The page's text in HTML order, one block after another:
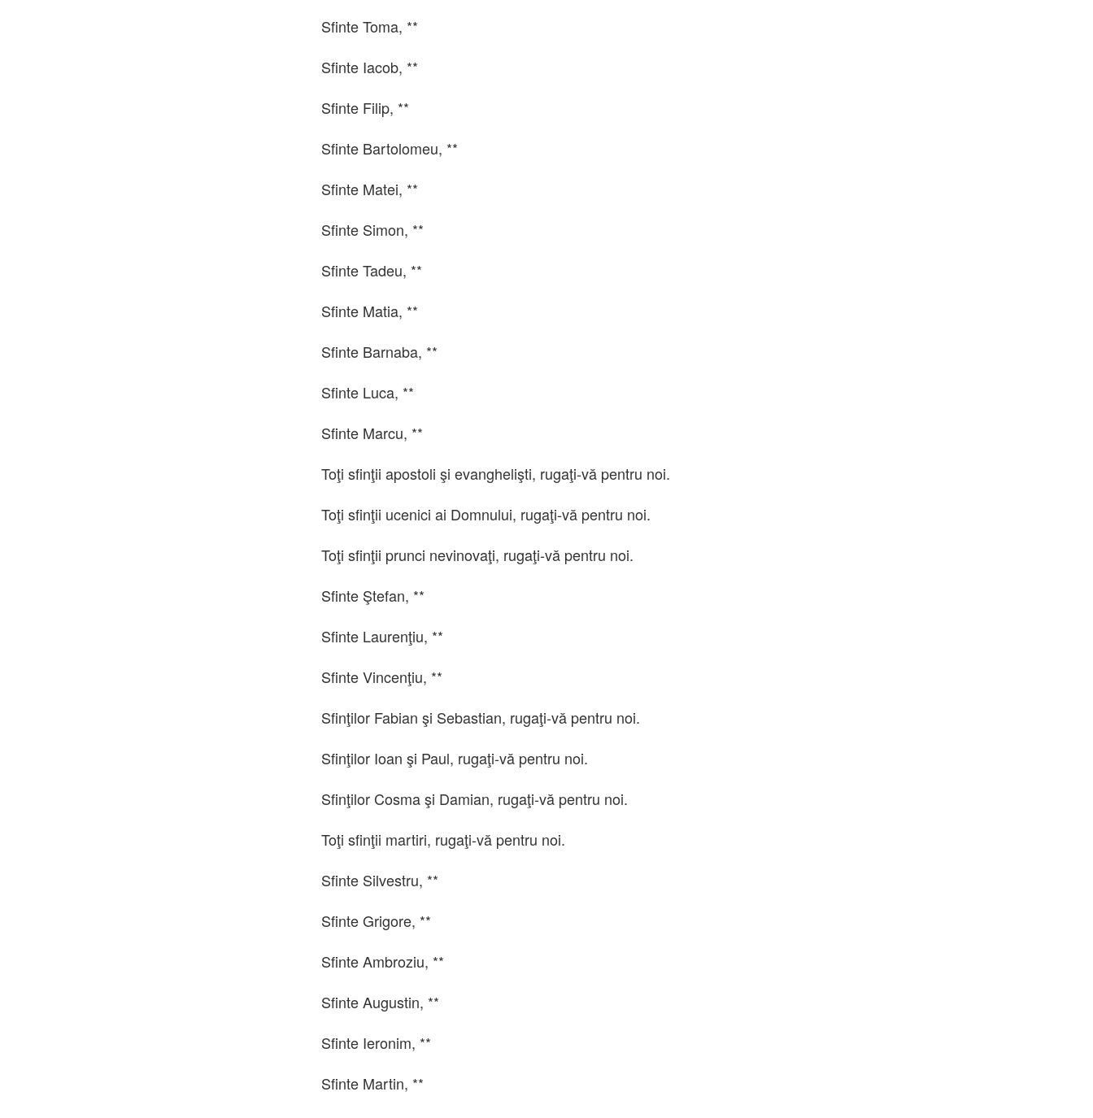
Sfinte Toma, **
Sfinte Iacob, **
Sfinte Filip, **
Sfinte Bartolomeu, **
Sfinte Matei, **
Sfinte Simon, **
Sfinte Tadeu, **
Sfinte Matia, **
Sfinte Barnaba, **
Sfinte Luca, **
Sfinte Marcu, **
Toţi sfinţii apostoli şi evanghelişti, rugaţi-vă pentru noi.
Toţi sfinţii ucenici ai Domnului, rugaţi-vă pentru noi.
Toţi sfinţii prunci nevinovaţi, rugaţi-vă pentru noi.
Sfinte Ştefan, **
Sfinte Laurenţiu, **
Sfinte Vincenţiu, **
Sfinţilor Fabian şi Sebastian, rugaţi-vă pentru noi.
Sfinţilor Ioan şi Paul, rugaţi-vă pentru noi.
Sfinţilor Cosma şi Damian, rugaţi-vă pentru noi.
Toţi sfinţii martiri, rugaţi-vă pentru noi.
Sfinte Silvestru, **
Sfinte Grigore, **
Sfinte Ambroziu, **
Sfinte Augustin, **
Sfinte Ieronim, **
Sfinte Martin, **